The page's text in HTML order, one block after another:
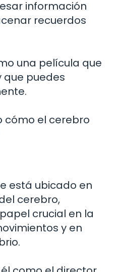
información
recuerdos
una película que
que puedes
cómo el cerebro
está ubicado en
cerebro,
crucial en la
y en